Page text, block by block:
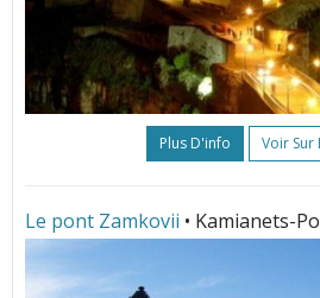
Plus D'info Voir Sur
Le pont Zamkovii • Kamianets-